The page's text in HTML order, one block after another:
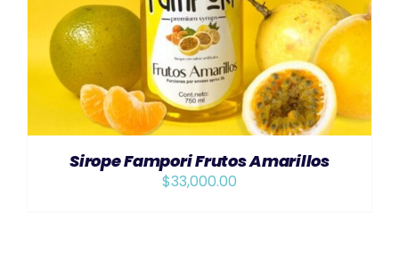
Sirope Fampori Frutos Amarillos
$33,000.00